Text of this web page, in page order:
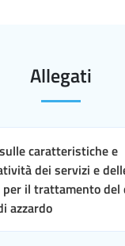
Allegati
caratteristiche e
dei servizi e
il trattamento del
azzardo